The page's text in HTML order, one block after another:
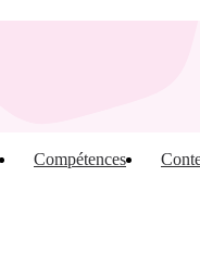
Compétences